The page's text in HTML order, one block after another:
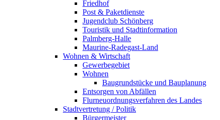
Friedhof
Post & Paketdienste
Jugendclub Schönberg
Touristik und Stadtinformation
Palmberg-Halle
Maurine-Radegast-Land
Wohnen & Wirtschaft
Gewerbegebiet
Wohnen
Baugrundstücke und Bauplanung
Entsorgen von Abfällen
Flurneuordnungsverfahren des Landes
Stadtvertretung / Politik
Bürgermeister